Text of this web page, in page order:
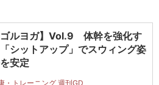
ゴルヨガ】Vol.9 体幹を強化す
シットアップ」でスウィング姿
安定
・トレーニング 週刊GD